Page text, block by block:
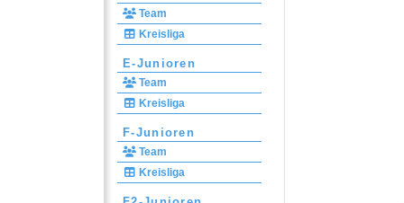
Team
Kreisliga
E-Junioren
Team
Kreisliga
F-Junioren
Team
Kreisliga